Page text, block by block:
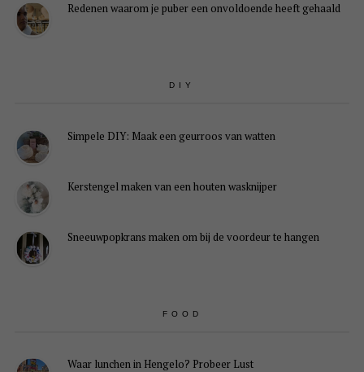
Redenen waarom je puber een onvoldoende heeft gehaald
DIY
Simpele DIY: Maak een geurroos van watten
Kerstengel maken van een houten wasknijper
Sneeuwpopkrans maken om bij de voordeur te hangen
FOOD
Waar lunchen in Hengelo? Probeer Lust